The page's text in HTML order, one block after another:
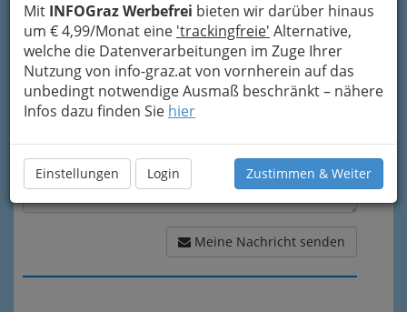
Mit INFOGraz Werbefrei bieten wir darüber hinaus
um € 4,99/Monat eine 'trackingfreie' Alternative,
welche die Datenverarbeitungen im Zuge Ihrer
Nutzung von info-graz.at von vornherein auf das
unbedingt notwendige Ausmaß beschränkt – nähere
Infos dazu finden Sie hier
Einstellungen Login Zustimmen & Weiter
Meine Nachricht
Meine Nachricht senden